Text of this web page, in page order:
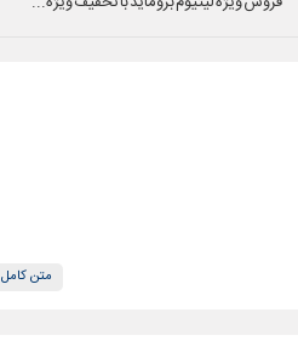
متن کامل